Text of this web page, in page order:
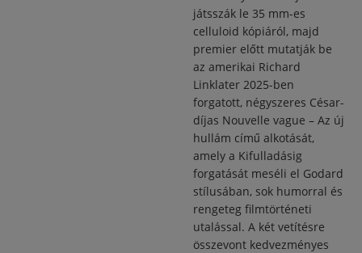
játsszák le 35 mm-es
celluloid kópiáról, majd
premier előtt mutatják be
az amerikai Richard
Linklater 2025-ben
forgatott, négyszeres César-
díjas Nouvelle vague – Az új
hullám című alkotását,
amely a Kifulladásig
forgatását meséli el Godard
stílusában, sok humorral és
rengeteg filmtörténeti
utalással. A két vetítésre
összevont kedvezményes